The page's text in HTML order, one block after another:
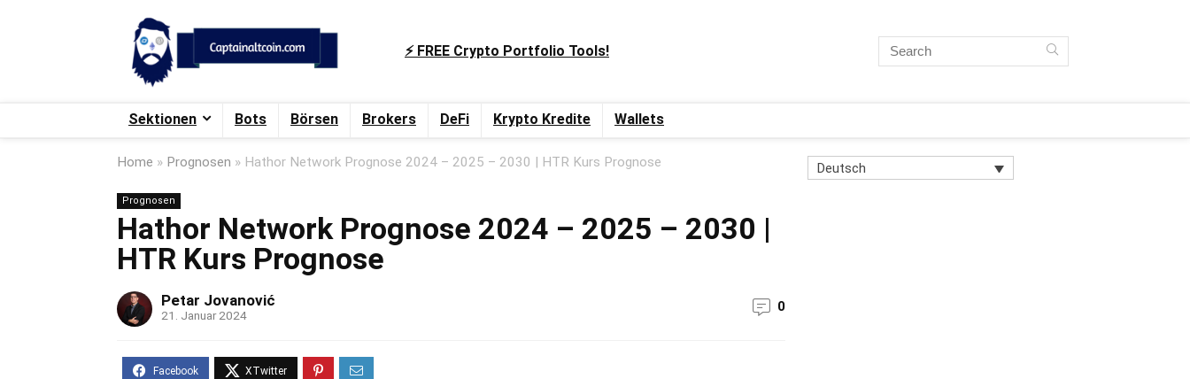
⚡️ FREE Crypto Portfolio Tools!
Sektionen Bots Börsen Brokers DeFi Krypto Kredite Wallets
Home » Prognosen » Hathor Network Prognose 2024 – 2025 – 2030 | HTR Kurs Prognose
Prognosen
Hathor Network Prognose 2024 – 2025 – 2030 |
HTR Kurs Prognose
Petar Jovanović
21. Januar 2024
0
Deutsch